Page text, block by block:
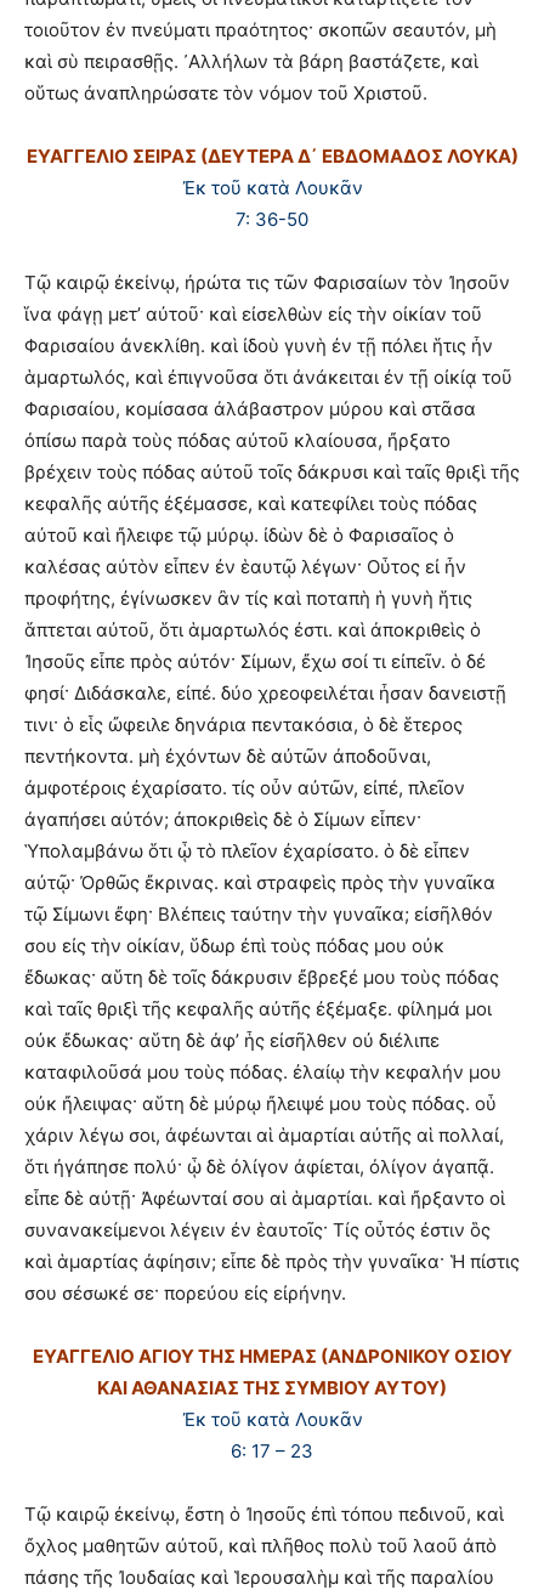
τοιοῦτον ἐν πνεύματι πραότητος· σκοπῶν σεαυτόν, μὴ
καὶ σὺ πειρασθῇς. ᾽Αλλήλων τὰ βάρη βαστάζετε, καὶ
οὕτως ἀναπληρώσατε τὸν νόμον τοῦ Χριστοῦ.
ΕΥΑΓΓΕΛΙΟ ΣΕΙΡΑΣ (ΔΕΥΤΕΡΑ Δ΄ ΕΒΔΟΜΑΔΟΣ ΛΟΥΚΑ)
Ἐκ τοῦ κατὰ Λουκᾶν
7: 36-50
Τῷ καιρῷ ἐκείνῳ, ἠρώτα τις τῶν Φαρισαίων τὸν Ἰησοῦν
ἵνα φάγῃ μετ’ αὐτοῦ· καὶ εἰσελθὼν εἰς τὴν οἰκίαν τοῦ
Φαρισαίου ἀνεκλίθη. καὶ ἰδοὺ γυνὴ ἐν τῇ πόλει ἥτις ἦν
ἁμαρτωλός, καὶ ἐπιγνοῦσα ὅτι ἀνάκειται ἐν τῇ οἰκίᾳ τοῦ
Φαρισαίου, κομίσασα ἀλάβαστρον μύρου καὶ στᾶσα
ὀπίσω παρὰ τοὺς πόδας αὐτοῦ κλαίουσα, ἤρξατο
βρέχειν τοὺς πόδας αὐτοῦ τοῖς δάκρυσι καὶ ταῖς θριξὶ τῆς
κεφαλῆς αὐτῆς ἐξέμασσε, καὶ κατεφίλει τοὺς πόδας
αὐτοῦ καὶ ἤλειφε τῷ μύρῳ. ἰδὼν δὲ ὁ Φαρισαῖος ὁ
καλέσας αὐτὸν εἶπεν ἐν ἑαυτῷ λέγων· Οὗτος εἰ ἦν
προφήτης, ἐγίνωσκεν ἂν τίς καὶ ποταπὴ ἡ γυνὴ ἥτις
ἅπτεται αὐτοῦ, ὅτι ἁμαρτωλός ἐστι. καὶ ἀποκριθεὶς ὁ
Ἰησοῦς εἶπε πρὸς αὐτόν· Σίμων, ἔχω σοί τι εἰπεῖν. ὁ δέ
φησί· Διδάσκαλε, εἰπέ. δύο χρεοφειλέται ἦσαν δανειστῇ
τινι· ὁ εἷς ὤφειλε δηνάρια πεντακόσια, ὁ δὲ ἕτερος
πεντήκοντα. μὴ ἐχόντων δὲ αὐτῶν ἀποδοῦναι,
ἀμφοτέροις ἐχαρίσατο. τίς οὖν αὐτῶν, εἰπέ, πλεῖον
ἀγαπήσει αὐτόν; ἀποκριθεὶς δὲ ὁ Σίμων εἶπεν·
Ὑπολαμβάνω ὅτι ᾧ τὸ πλεῖον ἐχαρίσατο. ὁ δὲ εἶπεν
αὐτῷ· Ὀρθῶς ἔκρινας. καὶ στραφεὶς πρὸς τὴν γυναῖκα
τῷ Σίμωνι ἔφη· Βλέπεις ταύτην τὴν γυναῖκα; εἰσῆλθόν
σου εἰς τὴν οἰκίαν, ὕδωρ ἐπὶ τοὺς πόδας μου οὐκ
ἔδωκας· αὕτη δὲ τοῖς δάκρυσιν ἔβρεξέ μου τοὺς πόδας
καὶ ταῖς θριξὶ τῆς κεφαλῆς αὐτῆς ἐξέμαξε. φίλημά μοι
οὐκ ἔδωκας· αὕτη δὲ ἀφ’ ἧς εἰσῆλθεν οὐ διέλιπε
καταφιλοῦσά μου τοὺς πόδας. ἐλαίῳ τὴν κεφαλήν μου
οὐκ ἤλειψας· αὕτη δὲ μύρῳ ἤλειψέ μου τοὺς πόδας. οὗ
χάριν λέγω σοι, ἀφέωνται αἱ ἁμαρτίαι αὐτῆς αἱ πολλαί,
ὅτι ἠγάπησε πολύ· ᾧ δὲ ὀλίγον ἀφίεται, ὀλίγον ἀγαπᾷ.
εἶπε δὲ αὐτῇ· Ἀφέωνταί σου αἱ ἁμαρτίαι. καὶ ἤρξαντο οἱ
συνανακείμενοι λέγειν ἐν ἑαυτοῖς· Τίς οὗτός ἐστιν ὃς
καὶ ἁμαρτίας ἀφίησιν; εἶπε δὲ πρὸς τὴν γυναῖκα· Ἡ πίστις
σου σέσωκέ σε· πορεύου εἰς εἰρήνην.
ΕΥΑΓΓΕΛΙΟ ΑΓΙΟΥ ΤΗΣ ΗΜΕΡΑΣ (ΑΝΔΡΟΝΙΚΟΥ ΟΣΙΟΥ
ΚΑΙ ΑΘΑΝΑΣΙΑΣ ΤΗΣ ΣΥΜΒΙΟΥ ΑΥΤΟΥ)
Ἐκ τοῦ κατὰ Λουκᾶν
6: 17 – 23
Τῷ καιρῷ ἐκείνῳ, ἔστη ὁ Ἰησοῦς ἐπὶ τόπου πεδινοῦ, καὶ
ὄχλος μαθητῶν αὐτοῦ, καὶ πλῆθος πολὺ τοῦ λαοῦ ἀπὸ
πάσης τῆς Ἰουδαίας καὶ Ἱερουσαλὴμ καὶ τῆς παραλίου